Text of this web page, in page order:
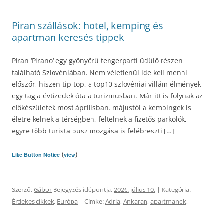
Piran szállások: hotel, kemping és
apartman keresés tippek
Piran ‘Pirano‘ egy gyönyörű tengerparti üdülő részen
található Szlovéniában. Nem véletlenül ide kell menni
előszőr, hiszen tip-top, a top10 szlovéniai villám élmények
egy tagja évtizedek óta a turizmusban. Már itt is folynak az
előkészületek most áprilisban, májustól a kempingek is
életre kelnek a térségben, feltelnek a fizetős parkolók,
egyre több turista busz mozgása is felébreszti […]
Like Button Notice (view)
Szerző:Gábor Bejegyzés időpontja:2026. július 10. | Kategória:
Érdekes cikkek, Európa | Címke:Adria,Ankaran,apartmanok,